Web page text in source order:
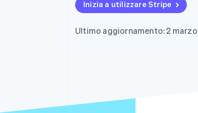
Financial Connections
Conti finanziari collegati
Inizia a utilizzare Stripe
Ultimo aggiornamento: 2